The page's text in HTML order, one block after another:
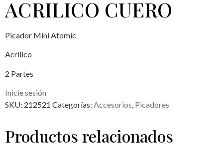
ACRILICO CUERO
Picador Mini Atomic
Acrilico
2 Partes
Inicie sesión
SKU: 212521 Categorías: Accesorios, Picadores
Productos relacionados